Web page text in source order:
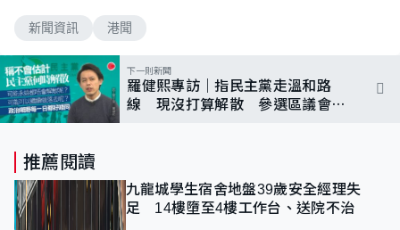
新聞資訊 港聞
下一則新聞
羅健熙專訪｜指民主黨走溫和路
線 現沒打算解散 參選區議會與
推薦閱讀
九龍城學生宿舍地盤39歲安全經理失
足 14樓墮至4樓工作台、送院不治